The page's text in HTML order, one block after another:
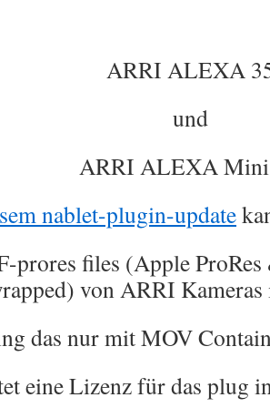
ARRI ALEXA
und
ARRI ALEXA
nablet-plugin-update
prores files (Apple
von ARRI
das nur mit MOV
eine Lizenz für das plug